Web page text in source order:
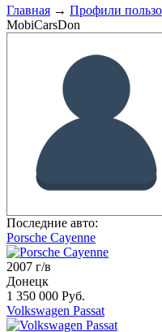
Главная → Профили
MobiCarsDon
Последние авто:
Porsche Cayenne
2007 г/в
Донецк
1 350 000 Руб.
Volkswagen Passat